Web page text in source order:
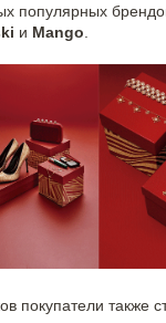
популярных
и Mango
покупатели также